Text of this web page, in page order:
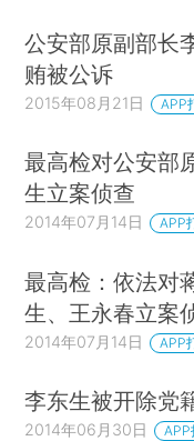
公安部原副部长
贿被公诉
2015年08月21日 APP
最高检对公安部
生立案侦查
2014年07月14日 APP
最高检：依法对
生、王永春立案
2014年07月14日 APP
李东生被开除党
2014年06月30日 APP